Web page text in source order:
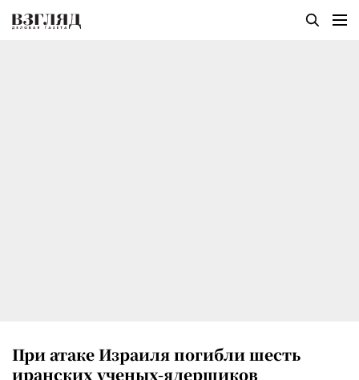
При атаке Израиля погибли шесть
иранских ученых-ядерщиков